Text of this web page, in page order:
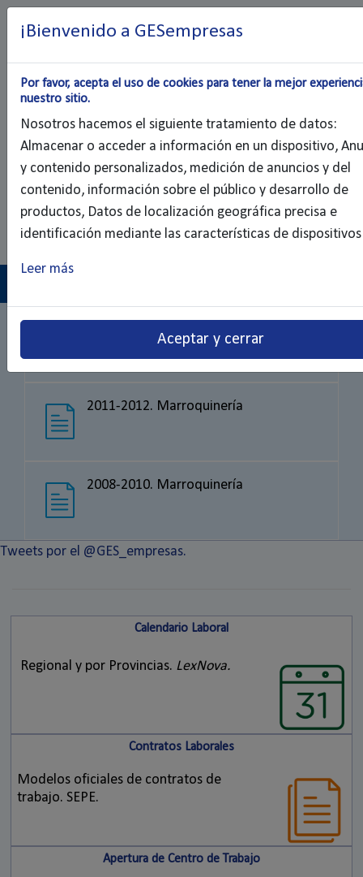
2011-2012. Marroquinería
2008-2010. Marroquinería
Tweets por el @GES_empresas.
Calendario Laboral
Regional y por Provincias. LexNova.
Contratos Laborales
Modelos oficiales de contratos de
trabajo. SEPE.
Apertura de Centro de Trabajo
¡Bienvenido a GESempresas
Por favor, acepta el uso de cookies para tener la mejor
nuestro sitio.
Nosotros hacemos el siguiente tratamiento de datos:
Almacenar o acceder a información en un dispositivo,
y contenido personalizados, medición de anuncios y del
contenido, información sobre el público y desarrollo de
productos, Datos de localización geográfica precisa e
identificación mediante las características de dispositivos
Leer más
Aceptar y cerrar